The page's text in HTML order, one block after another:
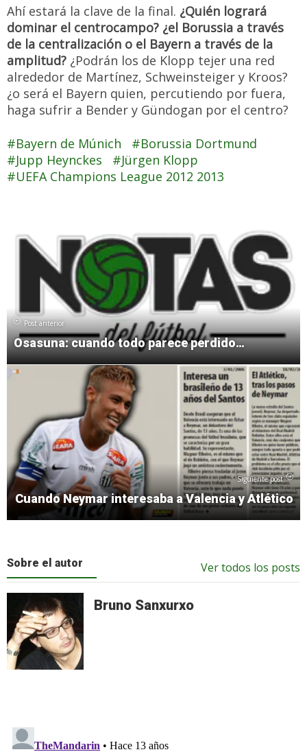
Ahí estará la clave de la final. ¿Quién logrará
dominar el centrocampo? ¿el Borussia a través
de la centralización o el Bayern a través de la
amplitud? ¿Podrán los de Klopp tejer una red
alrededor de Martínez, Schweinsteiger y Kroos?
¿o será el Bayern quien, percutiendo por fuera,
haga sufrir a Bender y Gündogan por el centro?
Bayern de Múnich
Borussia Dortmund
Jupp Heynckes
Jürgen Klopp
UEFA Champions League 2012 2013
Post anterior
Osasuna: cuando todo parece perdido…
Siguiente post
Cuando Neymar interesaba a Valencia y Atlético
Sobre el autor Ver todos los posts
Bruno Sanxurxo